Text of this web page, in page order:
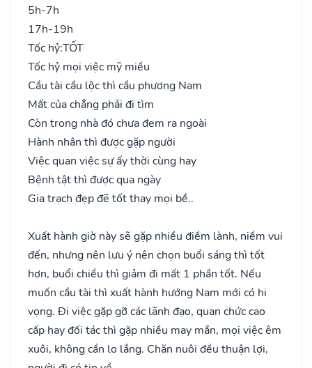
5h-7h
17h-19h
Tốc hỷ:TỐT
Tốc hỷ mọi việc mỹ miều
Cầu tài cầu lộc thì cầu phương Nam
Mất của chẳng phải đi tìm
Còn trong nhà đó chưa đem ra ngoài
Hành nhân thì được gặp người
Việc quan việc sự ấy thời cùng hay
Bệnh tật thì được qua ngày
Gia trạch đẹp đẽ tốt thay mọi bề..
Xuất hành giờ này sẽ gặp nhiều điềm lành, niềm vui
đến, nhưng nên lưu ý nên chọn buổi sáng thì tốt
hơn, buổi chiều thì giảm đi mất 1 phần tốt. Nếu
muốn cầu tài thì xuất hành hướng Nam mới có hi
vọng. Đi việc gặp gỡ các lãnh đạo, quan chức cao
cấp hay đối tác thì gặp nhiều may mắn, mọi việc êm
xuôi, không cần lo lắng. Chăn nuôi đều thuận lợi,